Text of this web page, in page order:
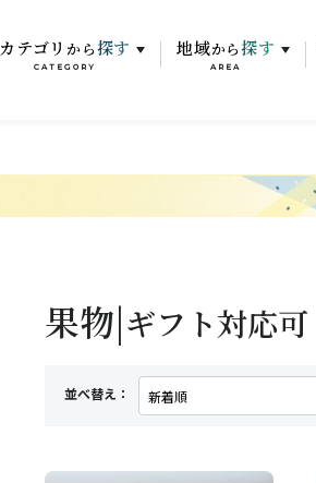
カテゴリ から 探す
CATEGORY
地域から 探す
AREA
果物|ギフト対応可
並べ替え：